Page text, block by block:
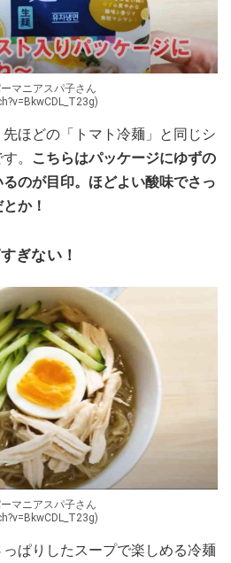
マニアスパ子さん
ほどの「トマト冷麺」と同じシ
。
こちらはパッケージにゆずの
のが目印。ほどよい酸味でさっ
か！
ぎない！
マニアスパ子さん
ぱりしたスープで楽しめる冷麺